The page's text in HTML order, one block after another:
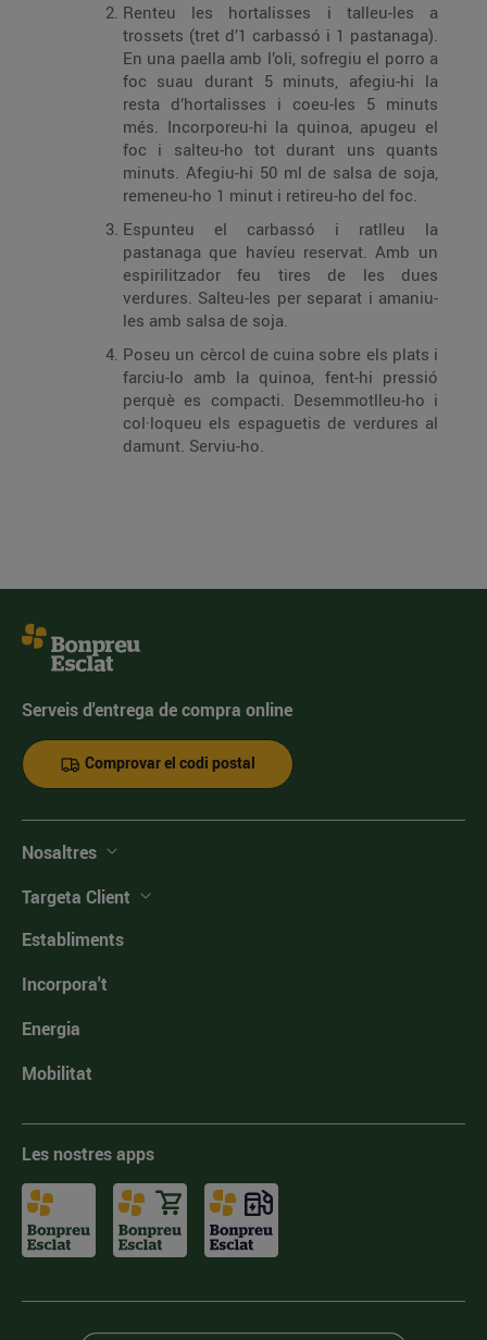
Renteu les hortalisses i talleu-les a
trossets (tret d’1 carbassó i 1 pastanaga).
En una paella amb l’oli, sofregiu el porro a
foc suau durant 5 minuts, afegiu-hi la
resta d’hortalisses i coeu-les 5 minuts
més. Incorporeu-hi la quinoa, apugeu el
foc i salteu-ho tot durant uns quants
minuts. Afegiu-hi 50 ml de salsa de soja,
remeneu-ho 1 minut i retireu-ho del foc.
Espunteu el carbassó i ratlleu la
pastanaga que havíeu reservat. Amb un
espirilitzador feu tires de les dues
verdures. Salteu-les per separat i amaniu-
les amb salsa de soja.
Poseu un cèrcol de cuina sobre els plats i
farciu-lo amb la quinoa, fent-hi pressió
perquè es compacti. Desemmotlleu-ho i
col·loqueu els espaguetis de verdures al
damunt. Serviu-ho.
Serveis d'entrega de compra online
Comprovar el codi postal
Nosaltres
Targeta Client
Establiments
Incorpora't
Energia
Mobilitat
Les nostres apps